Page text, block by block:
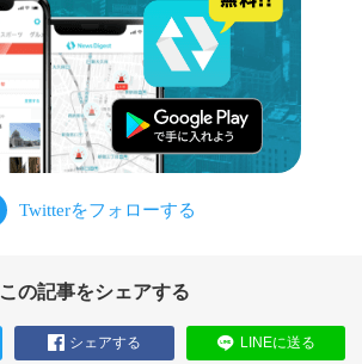
この記事をシェアする
シェアする LINEに送る